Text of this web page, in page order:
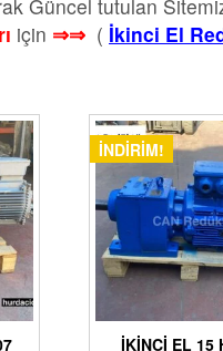
Güncel tutulan
için ⇒⇒ ( İkinci El
İNDIRIM!
İKINCI EL 15